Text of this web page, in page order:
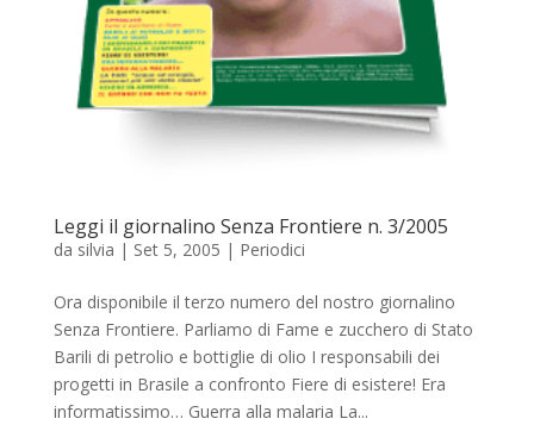
Leggi il giornalino Senza Frontiere n. 3/2005
da silvia | Set 5, 2005 | Periodici
Ora disponibile il terzo numero del nostro giornalino
Senza Frontiere. Parliamo di Fame e zucchero di Stato
Barili di petrolio e bottiglie di olio I responsabili dei
progetti in Brasile a confronto Fiere di esistere! Era
informatissimo… Guerra alla malaria La...